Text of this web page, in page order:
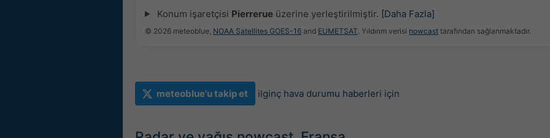
Konum işaretçisi Pierrerue üzerine yerleştirilmiştir. [Daha Fazla]
© 2026 meteoblue, NOAA Satellites GOES-16 and EUMETSAT. Yıldırım verisi nowcast tarafından sağlanmaktadır.
meteoblue'u takip et ilginç hava durumu haberleri için